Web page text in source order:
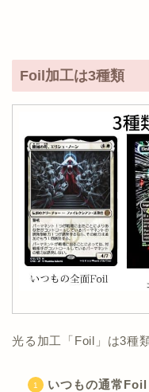
Foil加工は3種類
光る加工「Foil」は3種
いつもの通常Foil